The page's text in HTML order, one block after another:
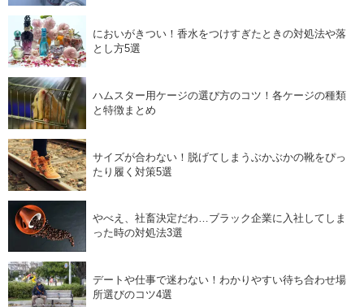
においがきつい！香水をつけすぎたときの対処法や落
とし方5選
ハムスター用ケージの選び方のコツ！各ケージの種類
と特徴まとめ
サイズが合わない！脱げてしまうぶかぶかの靴をぴっ
たり履く対策5選
やべえ、社畜決定だわ…ブラック企業に入社してしま
った時の対処法3選
デートや仕事で迷わない！わかりやすい待ち合わせ場
所選びのコツ4選